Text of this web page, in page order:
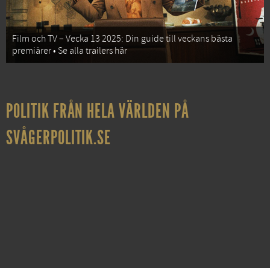
Film och TV – Vecka 13 2025: Din guide till veckans bästa
premiärer • Se alla trailers här
POLITIK FRÅN HELA VÄRLDEN PÅ
SVÅGERPOLITIK.SE